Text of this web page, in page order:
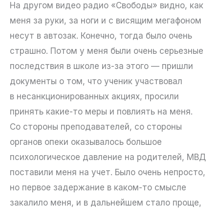
На другом видео радио «Свободы» видно, как
меня за руки, за ноги и с висящим мегафоном
несут в автозак. Конечно, тогда было очень
страшно. Потом у меня были очень серьезные
последствия в школе из-за этого — пришли
документы о том, что ученик участвовал
в несанкционированных акциях, просили
принять какие-то меры и повлиять на меня.
Со стороны преподавателей, со стороны
органов опеки оказывалось большое
психологическое давление на родителей, МВД
поставили меня на учет. Было очень непросто,
но первое задержание в каком-то смысле
закалило меня, и в дальнейшем стало проще,